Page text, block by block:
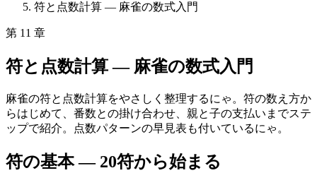
符と点数計算 — 麻雀の数式入門
第 11 章
符と点数計算 — 麻雀の数式入門
麻雀の符と点数計算をやさしく整理するにゃ。符の数え方か
らはじめて、番数との掛け合わせ、親と子の支払いまでステ
ップで紹介。点数パターンの早見表も付いているにゃ。
符の基本 — 20符から始まる